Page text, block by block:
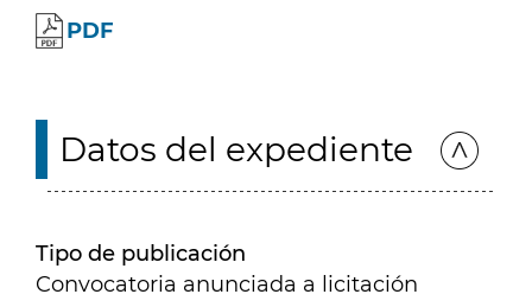
PDF
Datos del expediente
Tipo de publicación
Convocatoria anunciada a licitación